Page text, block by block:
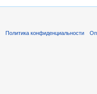
Политика конфиденциальности